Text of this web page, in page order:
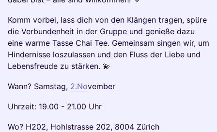
​Komm vorbei, lass dich von den Klängen tragen, spüre
die Verbundenheit in der Gruppe und genieße dazu
eine warme Tasse Chai Tee. Gemeinsam singen wir, um
Hindernisse loszulassen und den Fluss der Liebe und
Lebensfreude zu stärken. 💫
​Wann? Samstag, 2.November
​Uhrzeit: 19.00 - 21.00 Uhr
​Wo? H202, Hohlstrasse 202, 8004 Zürich